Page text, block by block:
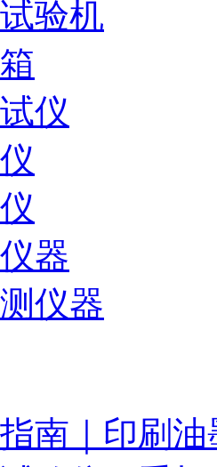
验机
仪
器
仪器
南｜印刷